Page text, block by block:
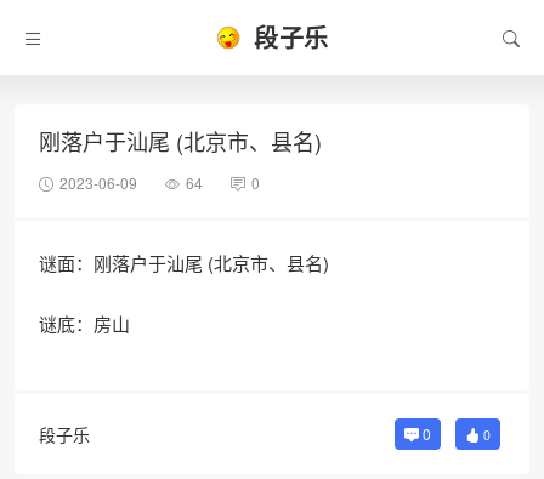
段子乐
刚落户于汕尾 (北京市、县名)
2023-06-09 64 0
谜面：刚落户于汕尾 (北京市、县名)
谜底：房山
段子乐 0 0